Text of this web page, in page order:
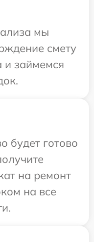
мы
смету
и займемся
будет готово
на ремонт
на все